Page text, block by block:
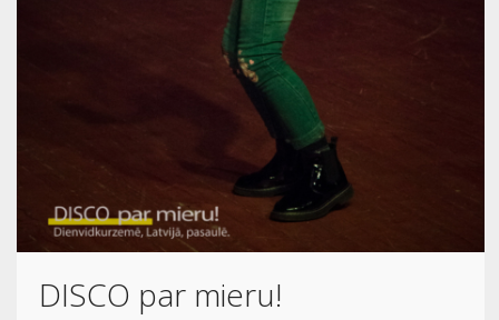
DISCO par mieru!